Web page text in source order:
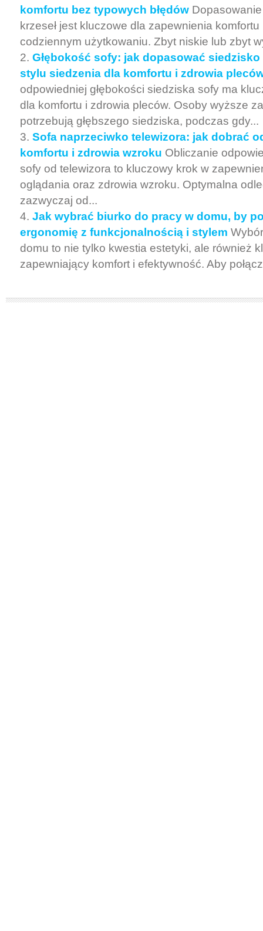
komfortu bez typowych błędów
krzeseł jest kluczowe dla zapewnienia
codziennym użytkowaniu. Zbyt niskie lub zbyt
Głębokość sofy: jak dopasować
stylu siedzenia dla komfortu i zdrowia
odpowiedniej głębokości siedziska sofy ma
dla komfortu i zdrowia pleców. Osoby wyższe
potrzebują głębszego siedziska, podczas gdy...
Sofa naprzeciwko telewizora: jak dobrać
komfortu i zdrowia wzroku Obliczanie
sofy od telewizora to kluczowy krok w
oglądania oraz zdrowia wzroku. Optymalna
zazwyczaj od...
Jak wybrać biurko do pracy w domu, by
ergonomię z funkcjonalnością i stylem
domu to nie tylko kwestia estetyki, ale również
zapewniający komfort i efektywność. Aby